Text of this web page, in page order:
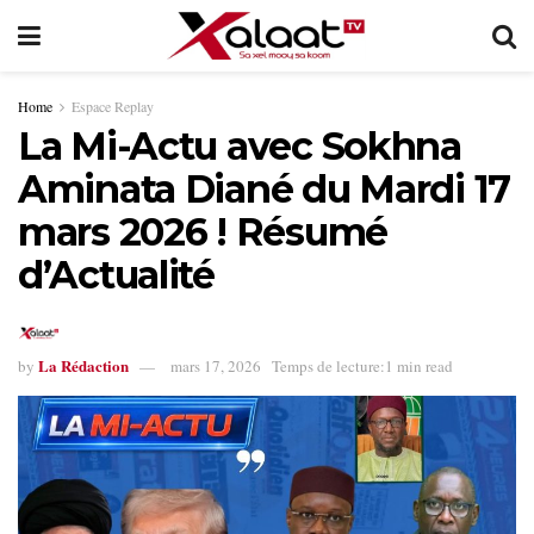
Home Espace Replay
La Mi-Actu avec Sokhna
Aminata Diané du Mardi 17
mars 2026 ! Résumé
d’Actualité
by La Rédaction mars 17, 2026 Temps de lecture:1 min read